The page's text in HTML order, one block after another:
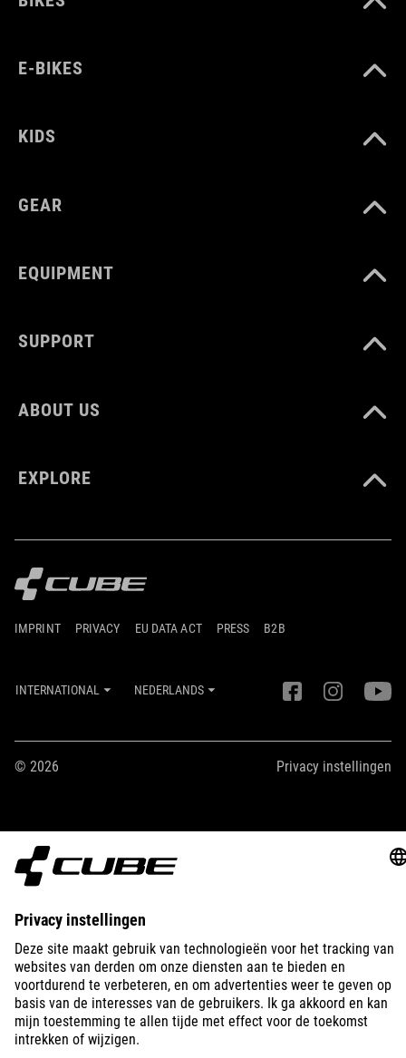
E-BIKES
KIDS
GEAR
EQUIPMENT
SUPPORT
ABOUT US
EXPLORE
IMPRINT PRIVACY EU DATA ACT PRESS B2B
INTERNATIONAL NEDERLANDS
© 2026 Privacy instellingen